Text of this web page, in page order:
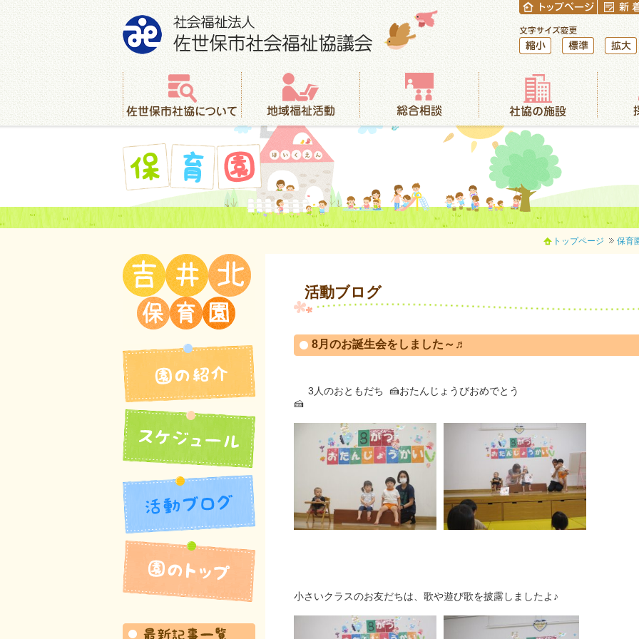
社会福祉法人 佐世保市社会福祉協議会
縮小 標準
佐世保市社協について 地域福祉活動 総合相談 社協の施設 採用情報
トップページ 保育
活動ブログ
8月のお誕生会をしました～♬
3人のおともだち 🍰おたんじょうびおめでとう
🍰
小さいクラスのお友だちは、歌や遊び歌を披露しましたよ♪
園の紹介
スケジュール
活動ブログ